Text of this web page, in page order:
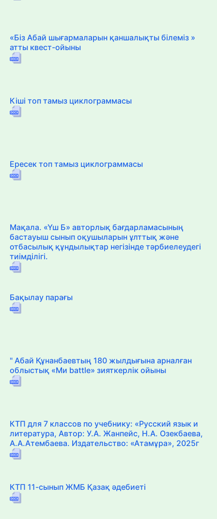
«Біз Абай шығармаларын қаншалықты білеміз »
атты квест-ойыны
Кіші топ тамыз циклограммасы
Ересек топ тамыз циклограммасы
Мақала. «Үш Б» авторлық бағдарламасының
бастауыш сынып оқушыларын ұлттық және
отбасылық құндылықтар негізінде тәрбиелеудегі
тиімділігі.
Бақылау парағы
" Абай Құнанбаевтың 180 жылдығына арналған
облыстық «Ми battle» зияткерлік ойыны
КТП для 7 классов по учебнику: «Русский язык и
литература, Автор: У.А. Жанпейс, Н.А. Озекбаева,
А.А.Атембаева. Издательство: «Атамұра», 2025г
КТП 11-сынып ЖМБ Қазақ әдебиеті